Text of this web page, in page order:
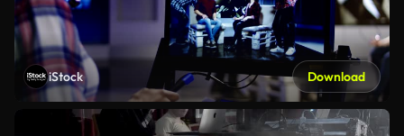
iStock Download